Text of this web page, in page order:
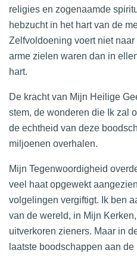
religies en zogenaamde
hebzucht in het hart van de
Zelfvoldoening voert niet
arme zielen waren dan in
hart.
De kracht van Mijn Heilige
stem, de wonderen die Ik zal
de echtheid van deze
miljoenen overhalen.
Mijn Tegenwoordigheid
veel haat opgewekt
volgelingen vergiftigt. Ik ben
van de wereld, in Mijn
uitverkoren zieners. Maar in
laatste boodschappen aan